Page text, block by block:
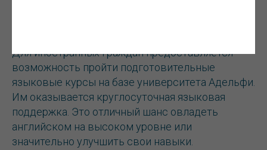
Для иностранных граждан предоставляется
возможность пройти подготовительные
языковые курсы на базе университета Адельфи.
Им оказывается круглосуточная языковая
поддержка. Это отличный шанс овладеть
английском на высоком уровне или
значительно улучшить свои навыки.